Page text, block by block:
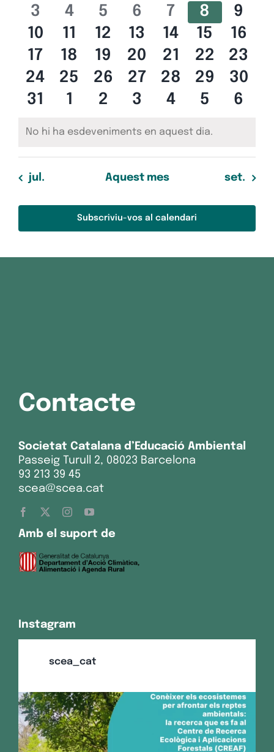
Esdeveniments
esdeveniments
esdeveniments
esdeveniments
esdeveniments
0
esdeveniments
3
0
esdeveniments
4
0
esdeveniments
5
0
esdeveniments
6
0
7
0
8
0
9
0
esdeveniments
10
0
esdeveniments
11
0
esdeveniments
12
0
esdeveniments
13
0
14
0
15
0
16
0
esdeveniments
17
0
esdeveniments
18
0
esdeveniments
19
0
esdeveniments
20
0
21
0
22
0
23
0
esdeveniments
24
0
esdeveniments
25
0
esdeveniments
26
0
esdeveniments
27
0
28
0
29
0
30
0
31
0
1
0
2
0
3
0
4
0
5
0
6
No hi ha esdeveniments en aquest dia.
jul. Aquest mes set.
Subscriviu-vos al calendari
Contacte
Societat Catalana d’Educació Ambiental
Passeig Turull 2, 08023 Barcelona
93 213 39 45
scea@scea.cat
Amb el suport de
Instagram
scea_cat